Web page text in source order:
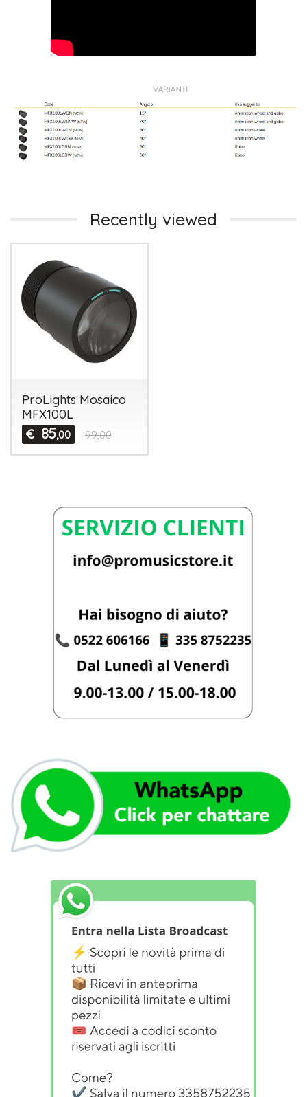
Recently viewed
ProLights Mosaico
MFX100L
€ 85,00 99,00